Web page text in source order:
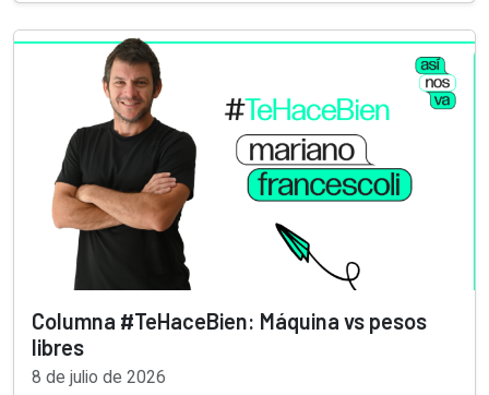
Columna #TeHaceBien: Máquina vs pesos
libres
8 de julio de 2026